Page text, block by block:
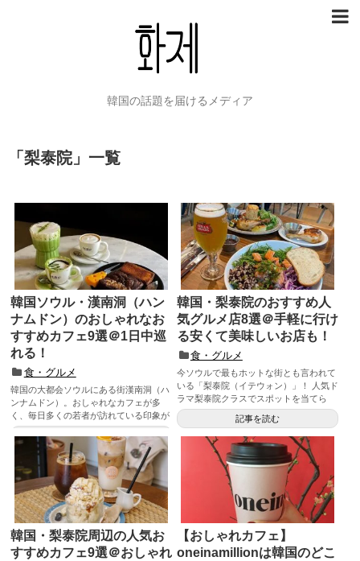
韓国の話題を届けるメディア
「 梨泰院」 一覧
韓国ソウル・漢南洞（ハン
ナムドン）のおしゃれなお
すすめカフェ9選＠1日中巡
れる！
食・グルメ
韓国の大都会ソウルにある街漢南洞（ハ
ンナムドン）。おしゃれなカフェが多
く、毎日多くの若者が訪れている印象が
あります。 ...
記事を読む
韓国・梨泰院のおすすめ人
気グルメ店8選＠手軽に行け
る安くて美味しいお店も！
食・グルメ
今ソウルで最もホットな街とも言われて
いる「梨泰院（イテウォン）」！ 人気ド
ラマ梨泰院クラスでスポットを当てら
れ...
記事を読む
韓国・梨泰院周辺の人気お
すすめカフェ9選＠おしゃれ
【おしゃれカフェ】
oneinamillionは韓国のどこ